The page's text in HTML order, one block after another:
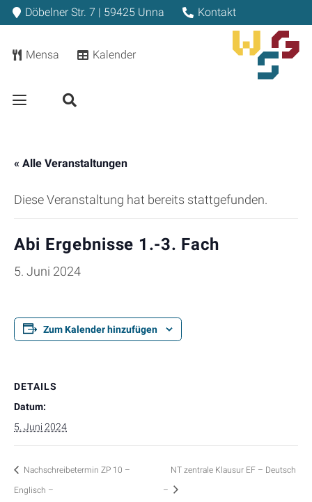
Döbelner Str. 7 | 59425 Unna Kontakt
Mensa Kalender
« Alle Veranstaltungen
Diese Veranstaltung hat bereits stattgefunden.
Abi Ergebnisse 1.-3. Fach
5. Juni 2024
Zum Kalender hinzufügen
DETAILS
Datum:
5. Juni 2024
Nachschreibetermin ZP 10 –
Englisch –
NT zentrale Klausur EF – Deutsch
–